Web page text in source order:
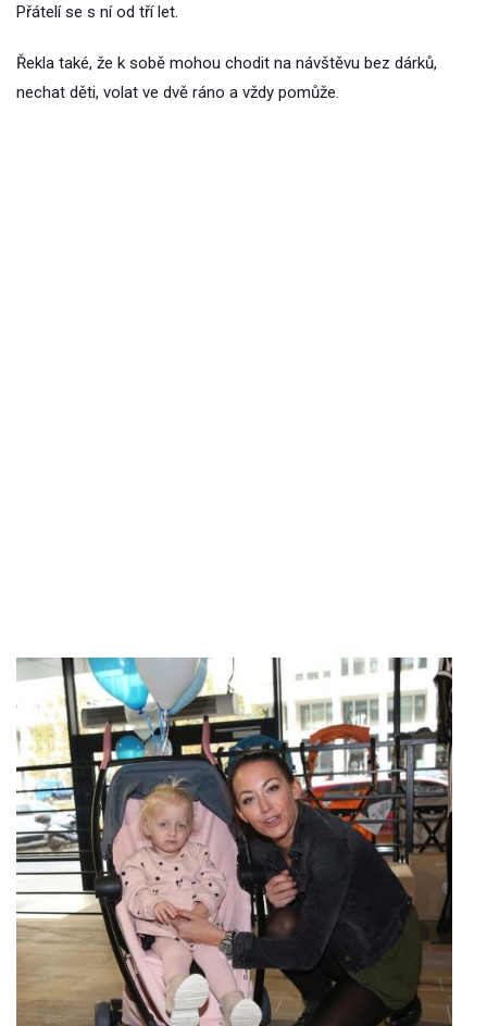
Přátelí se s ní od tří let.
Řekla také, že k sobě mohou chodit na návštěvu bez dárků,
nechat děti, volat ve dvě ráno a vždy pomůže.